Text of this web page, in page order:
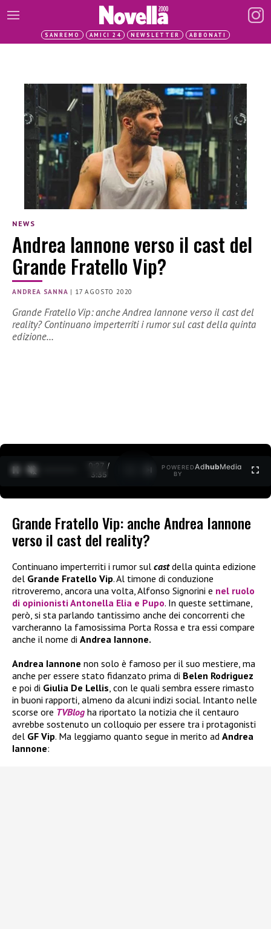
SANREMO AMICI 24 NEWSLETTER ABBONATI
NEWS
Andrea Iannone verso il cast del
Grande Fratello Vip?
ANDREA SANNA | 17 AGOSTO 2020
Grande Fratello Vip: anche Andrea Iannone verso il cast del
reality? Continuano imperterriti i rumor sul cast della quinta
edizione…
0:27 /
3:35
POWERED
BY
AdhubMedia
Grande Fratello Vip: anche Andrea Iannone
verso il cast del reality?
Continuano imperterriti i rumor sul castdella quinta edizione
del Grande Fratello Vip. Al timone di conduzione
ritroveremo, ancora una volta, Alfonso Signorini e nel ruolo
di opinionisti Antonella Elia e Pupo. In queste settimane,
però, si sta parlando tantissimo anche dei concorrenti che
varcheranno la famosissima Porta Rossa e tra essi compare
anche il nome di Andrea Iannone.
Andrea Iannone non solo è famoso per il suo mestiere, ma
anche per essere stato fidanzato prima di Belen Rodriguez
e poi di Giulia De Lellis, con le quali sembra essere rimasto
in buoni rapporti, almeno da alcuni indizi social. Intanto nelle
scorse ore TVBlog ha riportato la notizia che il centauro
avrebbe sostenuto un colloquio per essere tra i protagonisti
del GF Vip. Ma leggiamo quanto segue in merito ad Andrea
Iannone: